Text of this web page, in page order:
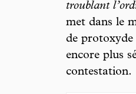
troublant
met dans le
de protoxyde
encore plus
contestation.